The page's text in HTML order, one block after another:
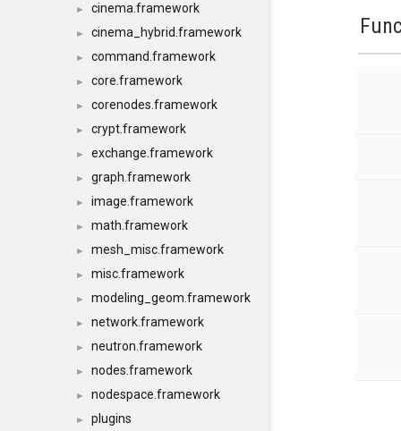
► cinema.framework
► cinema_hybrid.framework
► command.framework
► core.framework
► corenodes.framework
► crypt.framework
► exchange.framework
► graph.framework
► image.framework
► math.framework
► mesh_misc.framework
► misc.framework
► modeling_geom.framework
► network.framework
► neutron.framework
► nodes.framework
► nodespace.framework
► plugins